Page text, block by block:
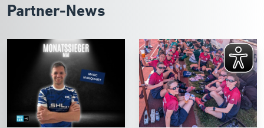
Partner-News